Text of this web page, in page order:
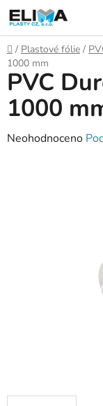
Přejít
na
obsah
Domů
/ Plastové fólie /
1000 mm
PVC
1000
Průměrné
Neohodnoceno